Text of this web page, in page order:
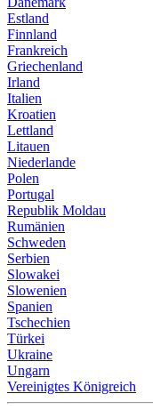
Estland
Finnland
Frankreich
Griechenland
Irland
Italien
Kroatien
Lettland
Litauen
Niederlande
Polen
Portugal
Republik Moldau
Rumänien
Schweden
Serbien
Slowakei
Slowenien
Spanien
Tschechien
Türkei
Ukraine
Ungarn
Vereinigtes Königreich